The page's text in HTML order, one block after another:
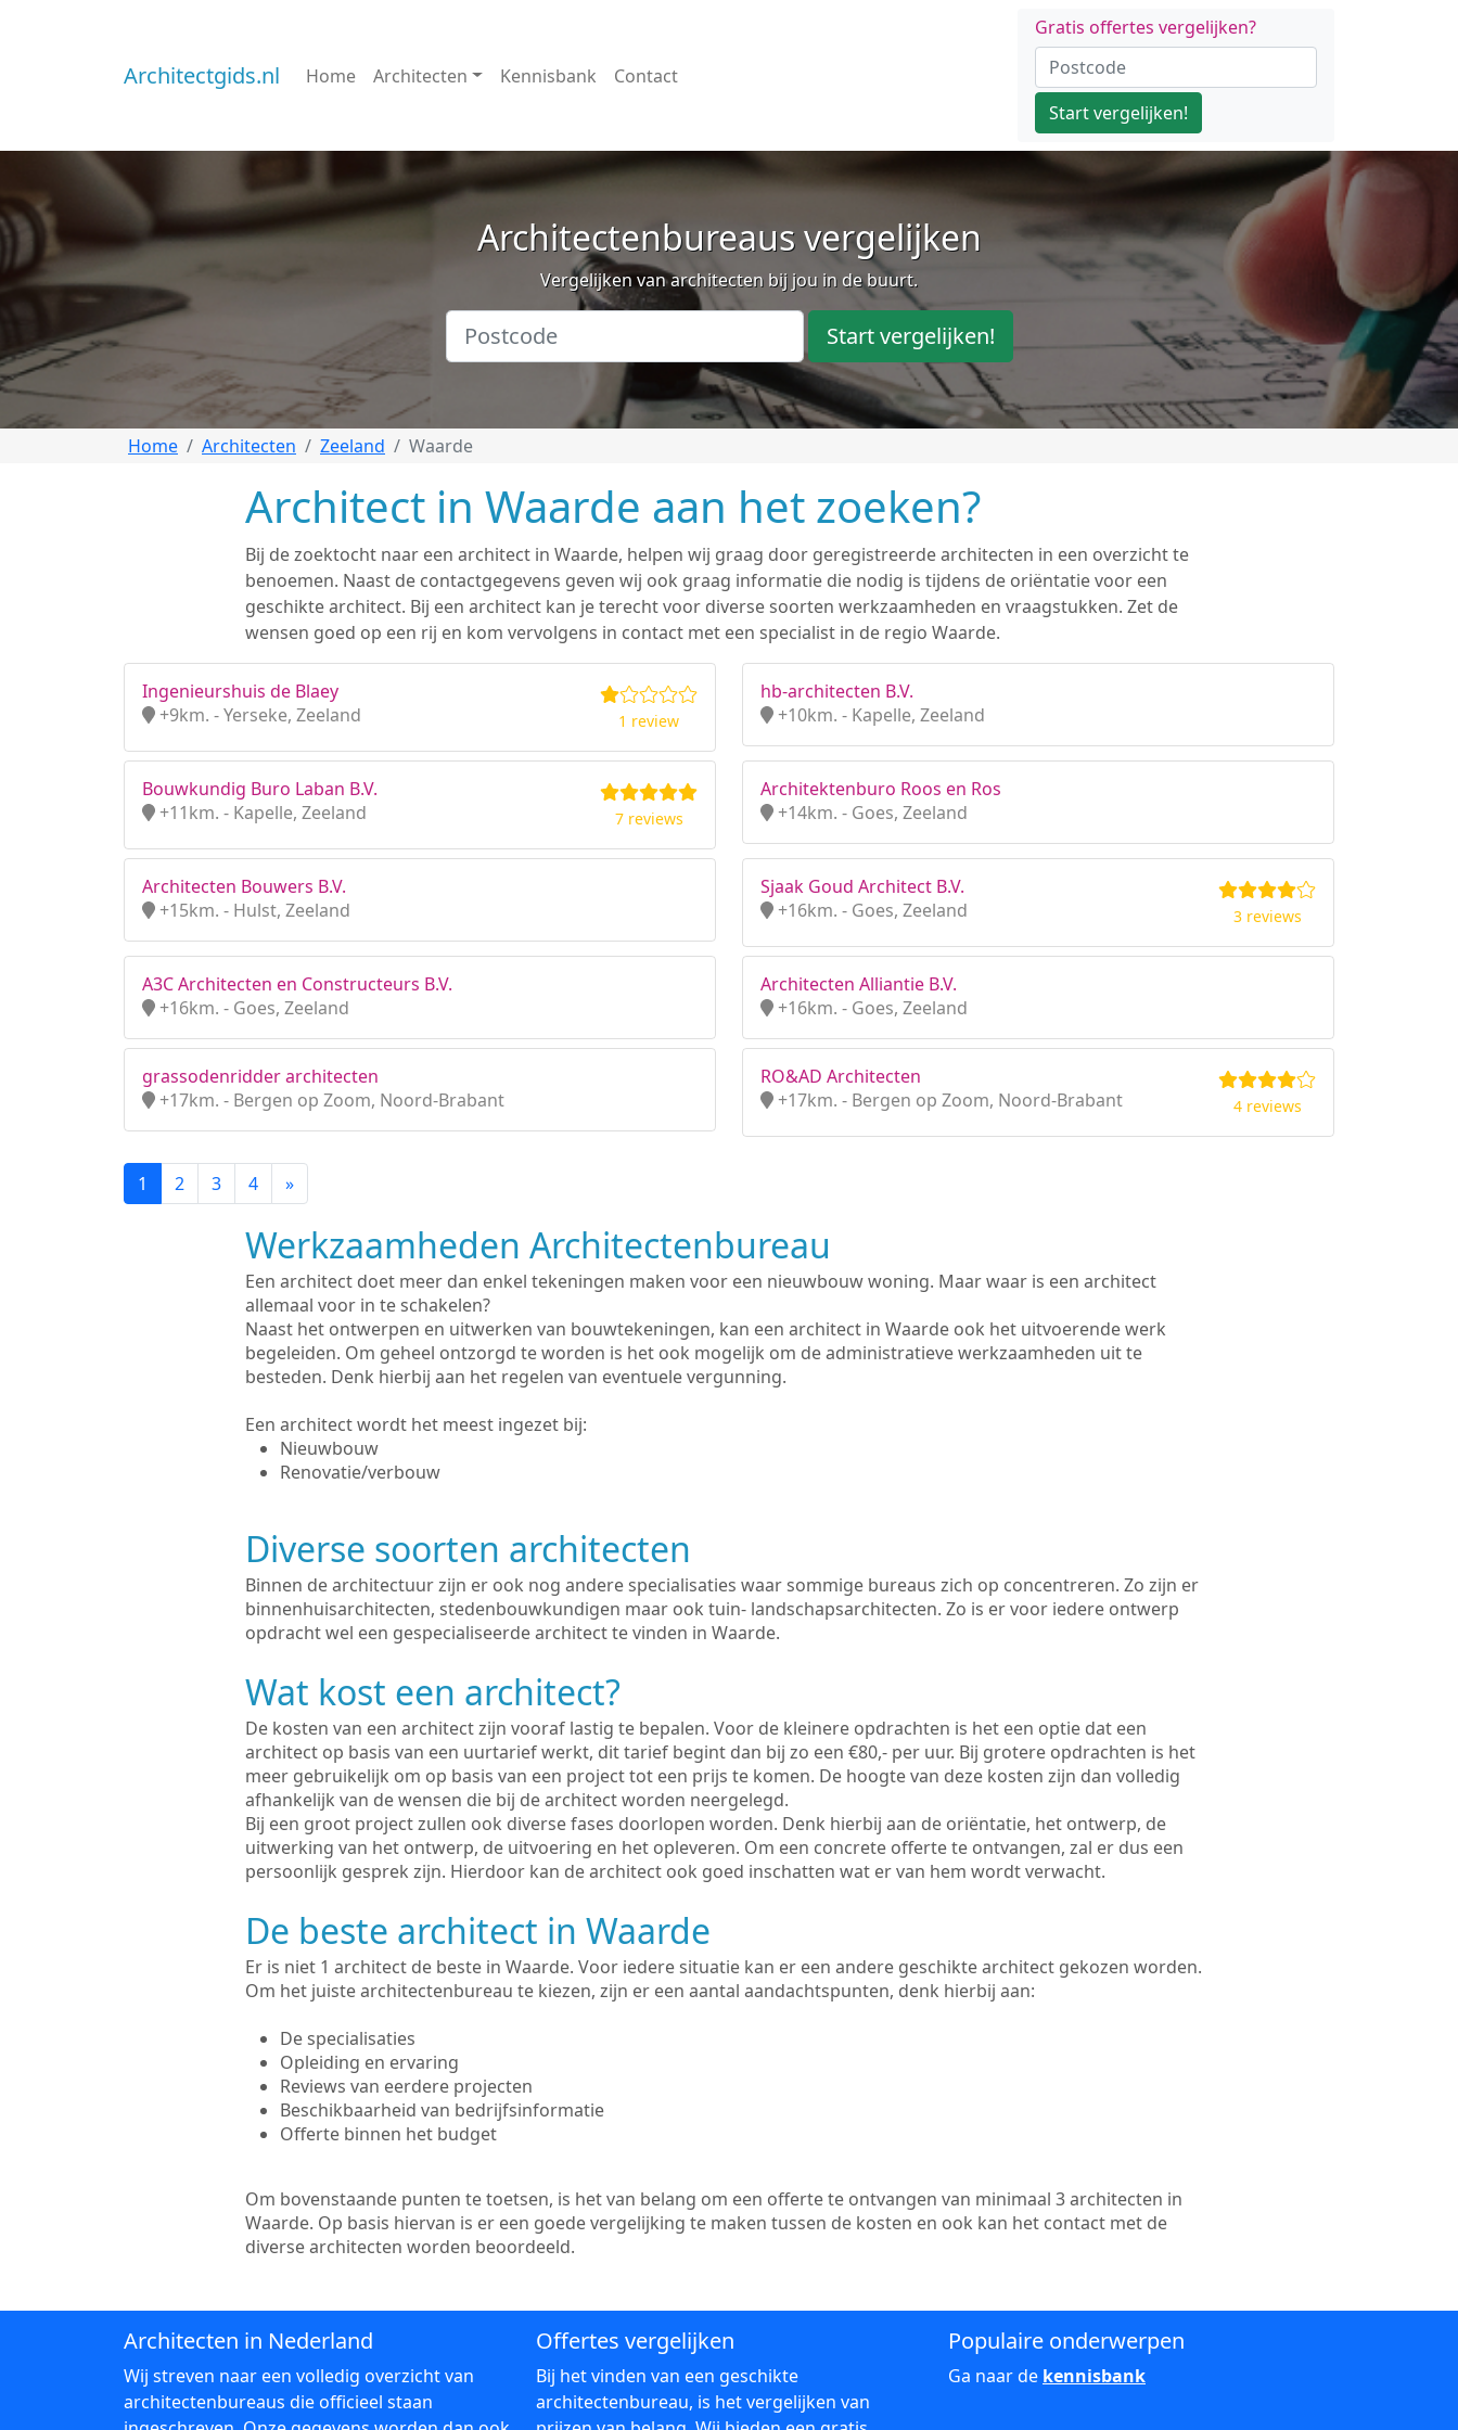
Architectgids.nl Home Architecten Kennisbank Contact
Gratis offertes vergelijken?
Start vergelijken!
Architectenbureaus vergelijken
Vergelijken van architecten bij jou in de buurt.
Start vergelijken!
Home Architecten Zeeland Waarde
Architect in Waarde aan het zoeken?
Bij de zoektocht naar een architect in Waarde, helpen wij graag door geregistreerde architecten in een overzicht te
benoemen. Naast de contactgegevens geven wij ook graag informatie die nodig is tijdens de oriëntatie voor een
geschikte architect. Bij een architect kan je terecht voor diverse soorten werkzaamheden en vraagstukken. Zet de
wensen goed op een rij en kom vervolgens in contact met een specialist in de regio Waarde.
Ingenieurshuis de Blaey
+9km. - Yerseke, Zeeland
1 review
hb-architecten B.V.
+10km. - Kapelle, Zeeland
Bouwkundig Buro Laban B.V.
+11km. - Kapelle, Zeeland
7 reviews
Architektenburo Roos en Ros
+14km. - Goes, Zeeland
Architecten Bouwers B.V.
+15km. - Hulst, Zeeland
Sjaak Goud Architect B.V.
+16km. - Goes, Zeeland
3 reviews
A3C Architecten en Constructeurs B.V.
+16km. - Goes, Zeeland
Architecten Alliantie B.V.
+16km. - Goes, Zeeland
grassodenridder architecten
+17km. - Bergen op Zoom, Noord-Brabant
RO&AD Architecten
+17km. - Bergen op Zoom, Noord-Brabant
4 reviews
1 2 3 4 »
Werkzaamheden Architectenbureau
Een architect doet meer dan enkel tekeningen maken voor een nieuwbouw woning. Maar waar is een architect
allemaal voor in te schakelen?
Naast het ontwerpen en uitwerken van bouwtekeningen, kan een architect in Waarde ook het uitvoerende werk
begeleiden. Om geheel ontzorgd te worden is het ook mogelijk om de administratieve werkzaamheden uit te
besteden. Denk hierbij aan het regelen van eventuele vergunning.
Een architect wordt het meest ingezet bij:
Nieuwbouw
Renovatie/verbouw
Diverse soorten architecten
Binnen de architectuur zijn er ook nog andere specialisaties waar sommige bureaus zich op concentreren. Zo zijn er
binnenhuisarchitecten, stedenbouwkundigen maar ook tuin- landschapsarchitecten. Zo is er voor iedere ontwerp
opdracht wel een gespecialiseerde architect te vinden in Waarde.
Wat kost een architect?
De kosten van een architect zijn vooraf lastig te bepalen. Voor de kleinere opdrachten is het een optie dat een
architect op basis van een uurtarief werkt, dit tarief begint dan bij zo een €80,- per uur. Bij grotere opdrachten is het
meer gebruikelijk om op basis van een project tot een prijs te komen. De hoogte van deze kosten zijn dan volledig
afhankelijk van de wensen die bij de architect worden neergelegd.
Bij een groot project zullen ook diverse fases doorlopen worden. Denk hierbij aan de oriëntatie, het ontwerp, de
uitwerking van het ontwerp, de uitvoering en het opleveren. Om een concrete offerte te ontvangen, zal er dus een
persoonlijk gesprek zijn. Hierdoor kan de architect ook goed inschatten wat er van hem wordt verwacht.
De beste architect in Waarde
Er is niet 1 architect de beste in Waarde. Voor iedere situatie kan er een andere geschikte architect gekozen worden.
Om het juiste architectenbureau te kiezen, zijn er een aantal aandachtspunten, denk hierbij aan:
De specialisaties
Opleiding en ervaring
Reviews van eerdere projecten
Beschikbaarheid van bedrijfsinformatie
Offerte binnen het budget
Om bovenstaande punten te toetsen, is het van belang om een offerte te ontvangen van minimaal 3 architecten in
Waarde. Op basis hiervan is er een goede vergelijking te maken tussen de kosten en ook kan het contact met de
diverse architecten worden beoordeeld.
Architecten in Nederland
Wij streven naar een volledig overzicht van
architectenbureaus die officieel staan
Offertes vergelijken
Bij het vinden van een geschikte
architectenbureau, is het vergelijken van
Populaire onderwerpen
Ga naar de kennisbank